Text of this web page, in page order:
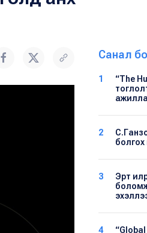
Санал
1
“The
2
3
Эрт
4